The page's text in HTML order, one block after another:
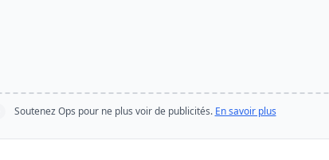
Soutenez Ops pour ne plus voir de publicités. En savoir plus